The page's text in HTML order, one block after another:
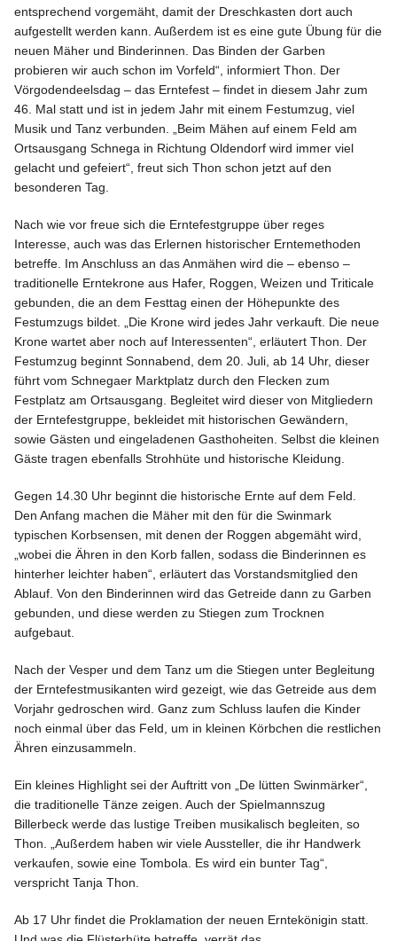
entsprechend vorgemäht, damit der Dreschkasten dort auch
aufgestellt werden kann. Außerdem ist es eine gute Übung für die
neuen Mäher und Binderinnen. Das Binden der Garben
probieren wir auch schon im Vorfeld“, informiert Thon. Der
Vörgodendeelsdag – das Erntefest – findet in diesem Jahr zum
46. Mal statt und ist in jedem Jahr mit einem Festumzug, viel
Musik und Tanz verbunden. „Beim Mähen auf einem Feld am
Ortsausgang Schnega in Richtung Oldendorf wird immer viel
gelacht und gefeiert“, freut sich Thon schon jetzt auf den
besonderen Tag.
Nach wie vor freue sich die Erntefestgruppe über reges
Interesse, auch was das Erlernen historischer Erntemethoden
betreffe. Im Anschluss an das Anmähen wird die – ebenso –
traditionelle Erntekrone aus Hafer, Roggen, Weizen und Triticale
gebunden, die an dem Festtag einen der Höhepunkte des
Festumzugs bildet. „Die Krone wird jedes Jahr verkauft. Die neue
Krone wartet aber noch auf Interessenten“, erläutert Thon. Der
Festumzug beginnt Sonnabend, dem 20. Juli, ab 14 Uhr, dieser
führt vom Schnegaer Marktplatz durch den Flecken zum
Festplatz am Ortsausgang. Begleitet wird dieser von Mitgliedern
der Erntefestgruppe, bekleidet mit historischen Gewändern,
sowie Gästen und eingeladenen Gasthoheiten. Selbst die kleinen
Gäste tragen ebenfalls Strohhüte und historische Kleidung.
Gegen 14.30 Uhr beginnt die historische Ernte auf dem Feld.
Den Anfang machen die Mäher mit den für die Swinmark
typischen Korbsensen, mit denen der Roggen abgemäht wird,
„wobei die Ähren in den Korb fallen, sodass die Binderinnen es
hinterher leichter haben“, erläutert das Vorstandsmitglied den
Ablauf. Von den Binderinnen wird das Getreide dann zu Garben
gebunden, und diese werden zu Stiegen zum Trocknen
aufgebaut.
Nach der Vesper und dem Tanz um die Stiegen unter Begleitung
der Erntefestmusikanten wird gezeigt, wie das Getreide aus dem
Vorjahr gedroschen wird. Ganz zum Schluss laufen die Kinder
noch einmal über das Feld, um in kleinen Körbchen die restlichen
Ähren einzusammeln.
Ein kleines Highlight sei der Auftritt von „De lütten Swinmärker“,
die traditionelle Tänze zeigen. Auch der Spielmannszug
Billerbeck werde das lustige Treiben musikalisch begleiten, so
Thon. „Außerdem haben wir viele Aussteller, die ihr Handwerk
verkaufen, sowie eine Tombola. Es wird ein bunter Tag“,
verspricht Tanja Thon.
Ab 17 Uhr findet die Proklamation der neuen Erntekönigin statt.